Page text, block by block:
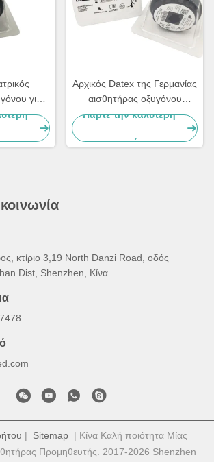
για
Ohmeda
Αρχικός Datex της Γερμανίας
αισθητήρας οξυγόνου
Ohmeda για μ-10 6050-
Πάρτε την καλύτερη
τιμή
κτίριο 3,19 North Danzi Road, οδός
Dist, Shenzhen, Κίνα
| Sitemap | Κίνα Καλή ποιότητα Μίας
Προμηθευτής. 2017-2026 Shenzhen